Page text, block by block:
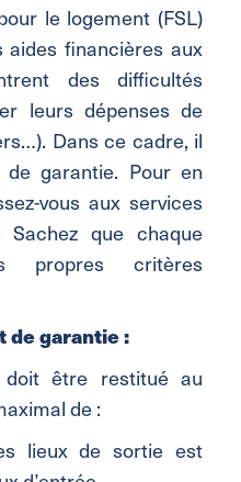
le logement (FSL)
financières aux
des difficultés
leurs dépenses de
Dans ce cadre, il
garantie. Pour en
vous aux services
que chaque
propres critères
de garantie :
être restitué au
de :
lieux de sortie est